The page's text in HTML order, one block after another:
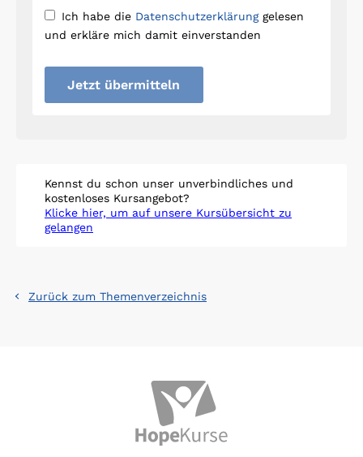
Ich habe die Datenschutzerklärunggelesen
und erkläre mich damit einverstanden
Jetzt übermitteln
Kennst du schon unser unverbindliches und
kostenloses Kursangebot?
Klicke hier, um auf unsere Kursübersicht zu
gelangen
Zurück zum Themenverzeichnis